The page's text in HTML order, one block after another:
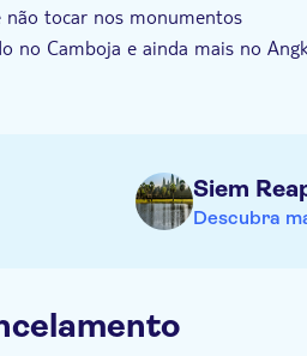
não tocar nos monumentos
no Camboja e ainda mais no
as famílias, geralmente não há
algo de bom, descubra as
Siem
Descubra